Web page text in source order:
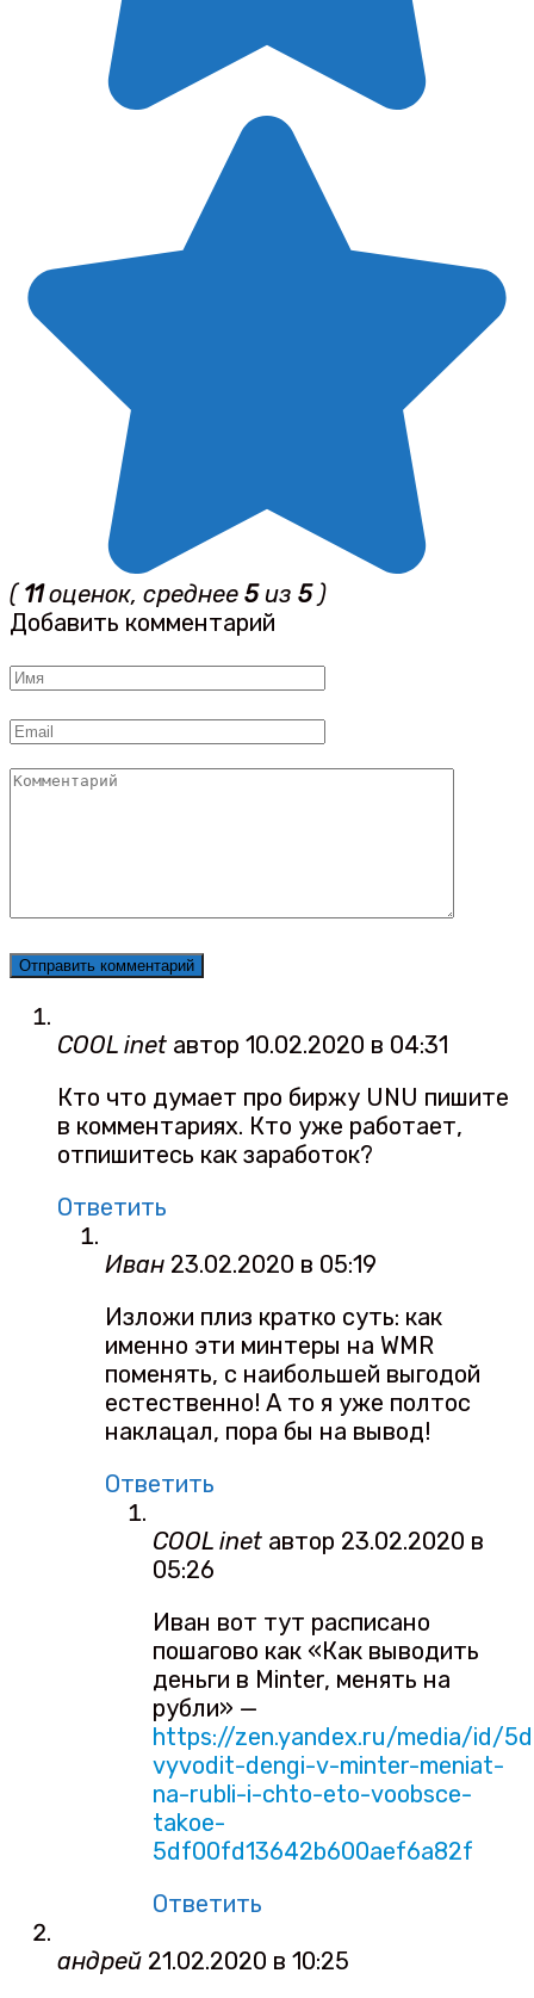
( 11оценок, среднее 5из 5)
Добавить комментарий
Имя
Email
Комментарий
COOL inet автор 10.02.2020 в 04:31
Кто что думает про биржу UNU пишите
в комментариях. Кто уже работает,
отпишитесь как заработок?
Ответить
Иван 23.02.2020 в 05:19
Изложи плиз кратко суть: как
именно эти минтеры на WMR
поменять, с наибольшей выгодой
естественно! А то я уже полтос
наклацал, пора бы на вывод!
Ответить
COOL inet автор 23.02.2020 в
05:26
Иван вот тут расписано
пошагово как «Как выводить
деньги в Minter, менять на
рубли» —
https://zen.yandex.ru/media/id/
vyvodit-dengi-v-minter-meniat-
na-rubli-i-chto-eto-voobsce-
takoe-
5df00fd13642b600aef6a82f
Ответить
андрей 21.02.2020 в 10:25